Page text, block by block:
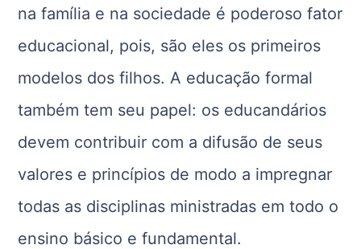
na família e na sociedade é poderoso fator
educacional, pois, são eles os primeiros
modelos dos filhos. A educação formal
também tem seu papel: os educandários
devem contribuir com a difusão de seus
valores e princípios de modo a impregnar
todas as disciplinas ministradas em todo o
ensino básico e fundamental.